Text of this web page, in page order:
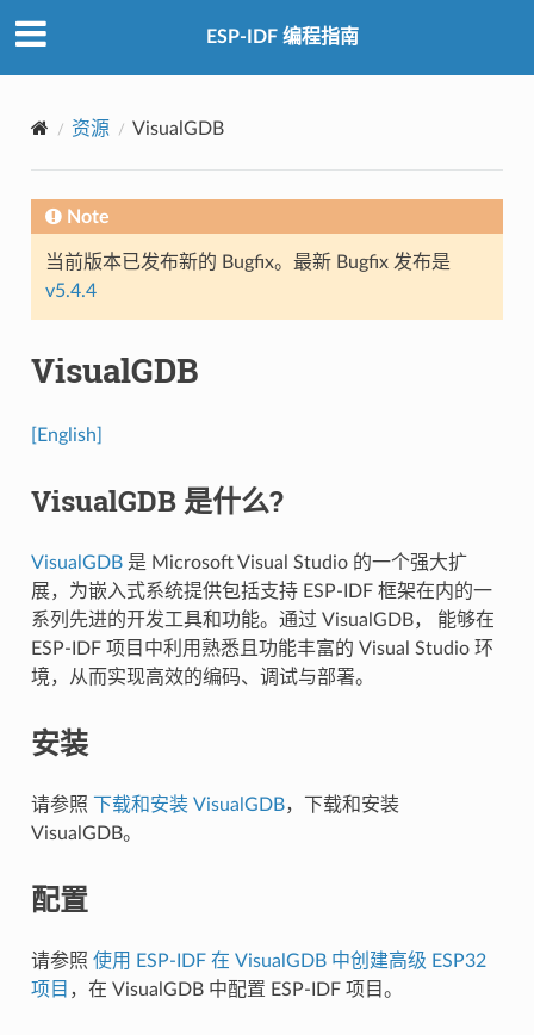
ESP-IDF 编程指南
资源 VisualGDB
Note
当前版本已发布新的 Bugfix。最新 Bugfix 发布是
v5.4.4
VisualGDB
[English]
VisualGDB 是什么?
VisualGDB是 Microsoft Visual Studio 的一个强大扩
展，为嵌入式系统提供包括支持 ESP-IDF 框架在内的一
系列先进的开发工具和功能。通过 VisualGDB， 能够在
ESP-IDF 项目中利用熟悉且功能丰富的 Visual Studio 环
境，从而实现高效的编码、调试与部署。
安装
请参照 下载和安装 VisualGDB，下载和安装
VisualGDB。
配置
请参照 使用 ESP-IDF 在 VisualGDB 中创建高级 ESP32
项目 ，在 VisualGDB 中配置 ESP-IDF 项目。